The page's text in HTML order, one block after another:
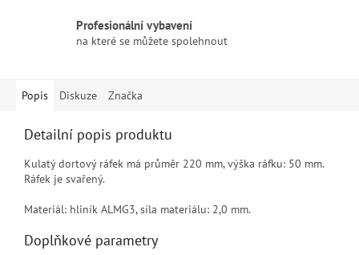
Profesionální vybavení
na které se můžete spolehnout
Popis Diskuze Značka
Detailní popis produktu
Kulatý dortový ráfek má průměr 220 mm, výška ráfku: 50 mm.
Ráfek je svařený.
Materiál: hliník ALMG3, síla materiálu: 2,0 mm.
Doplňkové parametry